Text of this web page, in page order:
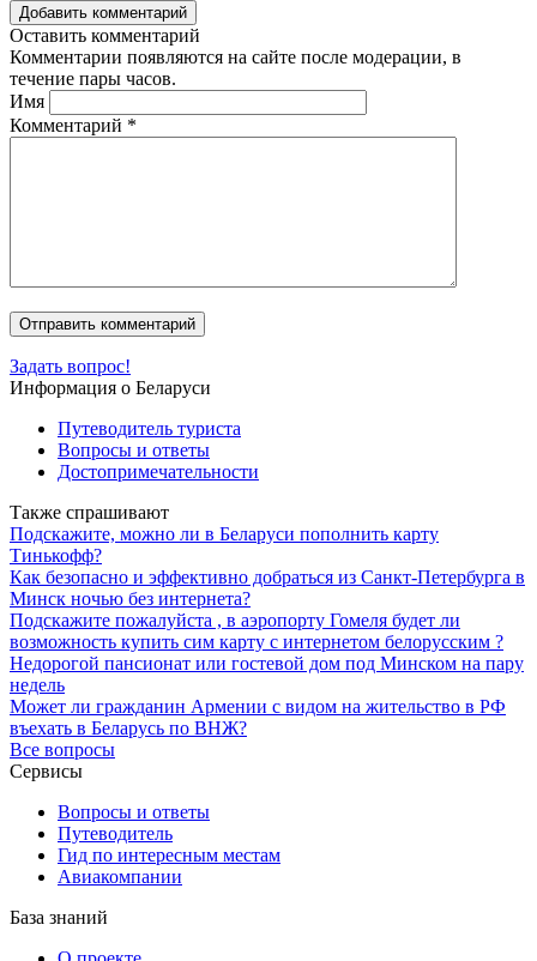
Добавить комментарий
Оставить комментарий
Комментарии появляются на сайте после модерации, в
течение пары часов.
Имя
Комментарий *
Задать вопрос!
Информация о Беларуси
Путеводитель туриста
Вопросы и ответы
Достопримечательности
Также спрашивают
Подскажите, можно ли в Беларуси пополнить карту
Тинькофф?
Как безопасно и эффективно добраться из Санкт-Петербурга в
Минск ночью без интернета?
Подскажите пожалуйста , в аэропорту Гомеля будет ли
возможность купить сим карту с интернетом белорусским ?
Недорогой пансионат или гостевой дом под Минском на пару
недель
Может ли гражданин Армении с видом на жительство в РФ
въехать в Беларусь по ВНЖ?
Все вопросы
Сервисы
Вопросы и ответы
Путеводитель
Гид по интересным местам
Авиакомпании
База знаний